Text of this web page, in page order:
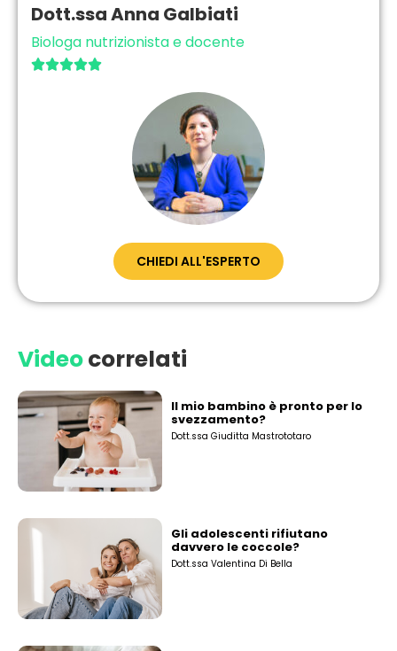
Dott.ssa Anna Galbiati
Biologa nutrizionista e docente

CHIEDI ALL'ESPERTO
Videocorrelati
Il mio bambino è pronto per lo
svezzamento?
Dott.ssa Giuditta Mastrototaro
Gli adolescenti rifiutano
davvero le coccole?
Dott.ssa Valentina Di Bella